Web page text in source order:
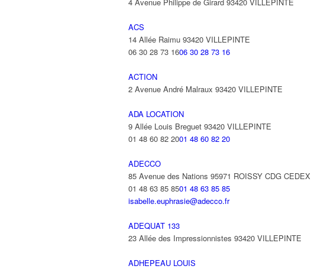
ACS
14 Allée Raimu 93420 VILLEPINTE
06 30 28 73 1606 30 28 73 16
ACTION
2 Avenue André Malraux 93420 VILLEPINTE
ADA LOCATION
9 Allée Louis Breguet 93420 VILLEPINTE
01 48 60 82 2001 48 60 82 20
ADECCO
85 Avenue des Nations 95971 ROISSY CDG CEDEX
01 48 63 85 8501 48 63 85 85
isabelle.euphrasie@adecco.fr
ADEQUAT 133
23 Allée des Impressionnistes 93420 VILLEPINTE
ADHEPEAU LOUIS